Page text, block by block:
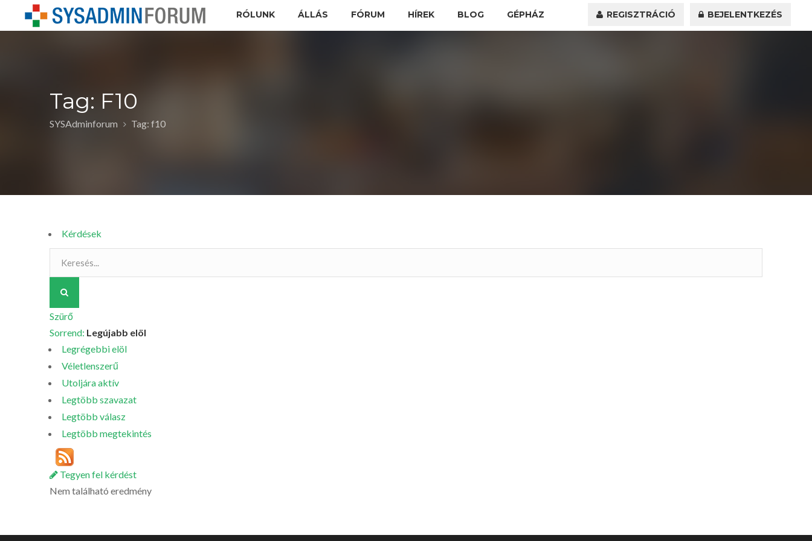
RÓLUNK ÁLLÁS FÓRUM HÍREK BLOG GÉPHÁZ REGISZTRÁCIÓ BEJELENTKEZÉS
Tag: F10
SYSAdminforum Tag: f10
Kérdések
Szürő
Sorrend: Legújabb elöl
Legrégebbi elöl
Véletlenszerű
Utoljára aktív
Legtöbb szavazat
Legtöbb válasz
Legtöbb megtekintés
Tegyen fel kérdést
Nem található eredmény